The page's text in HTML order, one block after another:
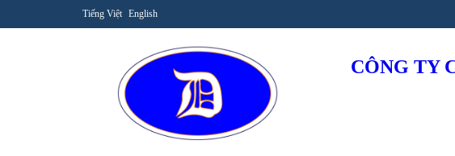
Tiếng Việt English
CÔNG TY